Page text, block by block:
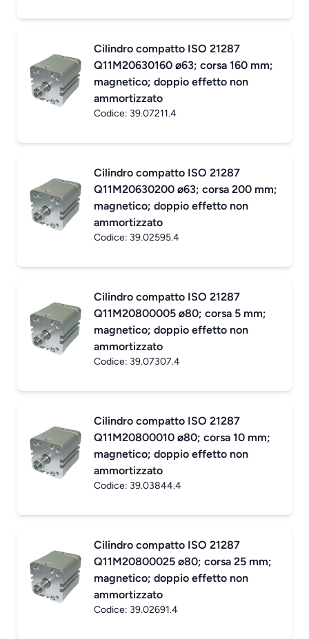
Cilindro compatto ISO 21287
Q11M20630160 ø63; corsa 160 mm;
magnetico; doppio effetto non
ammortizzato
Codice: 39.07211.4
Cilindro compatto ISO 21287
Q11M20630200 ø63; corsa 200 mm;
magnetico; doppio effetto non
ammortizzato
Codice: 39.02595.4
Cilindro compatto ISO 21287
Q11M20800005 ø80; corsa 5 mm;
magnetico; doppio effetto non
ammortizzato
Codice: 39.07307.4
Cilindro compatto ISO 21287
Q11M20800010 ø80; corsa 10 mm;
magnetico; doppio effetto non
ammortizzato
Codice: 39.03844.4
Cilindro compatto ISO 21287
Q11M20800025 ø80; corsa 25 mm;
magnetico; doppio effetto non
ammortizzato
Codice: 39.02691.4